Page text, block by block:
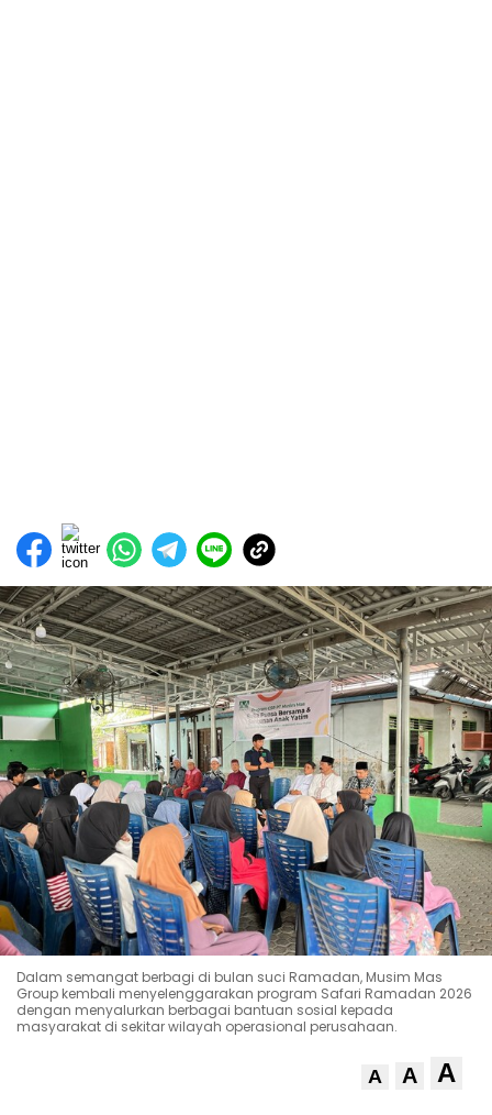
Dalam semangat berbagi di bulan suci Ramadan, Musim Mas
Group kembali menyelenggarakan program Safari Ramadan 2026
dengan menyalurkan berbagai bantuan sosial kepada
masyarakat di sekitar wilayah operasional perusahaan.
A A A